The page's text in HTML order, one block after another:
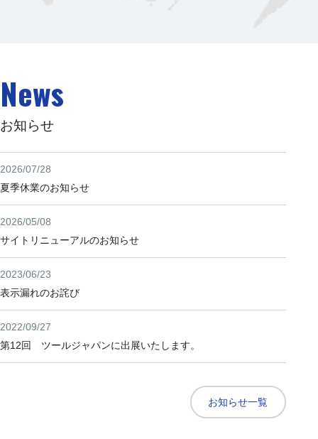
News
お知らせ
2026/07/28
夏季休業のお知らせ
2026/05/08
サイトリニューアルのお知らせ
2023/06/23
表示漏れのお詫び
2022/09/27
第12回 ツールジャパンに出展いたします。
お知らせ一覧